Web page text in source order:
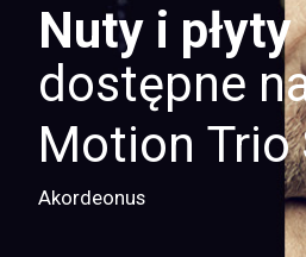
Nuty i płyty
dostępne
Motion Trio
Akordeonus